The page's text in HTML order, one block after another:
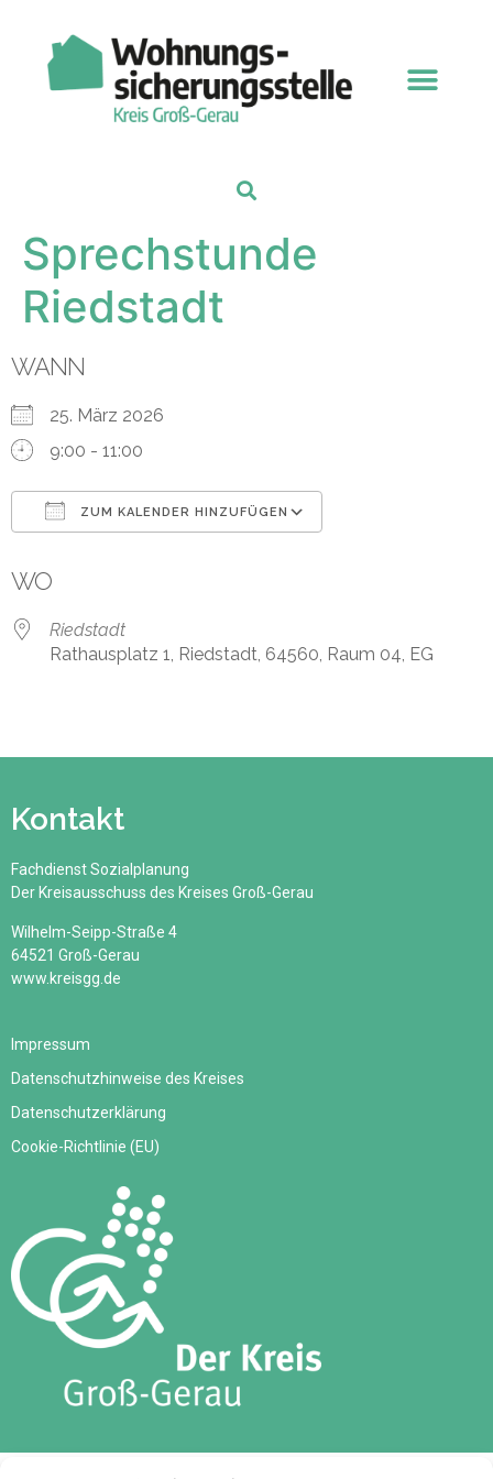
Sprechstunde
Riedstadt
WANN
25. März 2026
9:00 - 11:00
ZUM KALENDER HINZUFÜGEN
WO
Riedstadt
Rathausplatz 1, Riedstadt, 64560, Raum 04, EG
Kontakt
Fachdienst Sozialplanung
Der Kreisausschuss des Kreises Groß-Gerau
Wilhelm-Seipp-Straße 4
64521 Groß-Gerau
www.kreisgg.de
Impressum
Datenschutzhinweise des Kreises
Datenschutzerklärung
Cookie-Richtlinie (EU)